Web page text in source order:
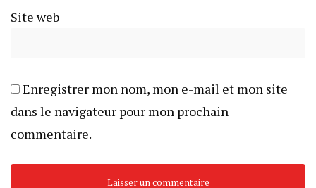
Site web
Enregistrer mon nom, mon e-mail et mon site
dans le navigateur pour mon prochain
commentaire.